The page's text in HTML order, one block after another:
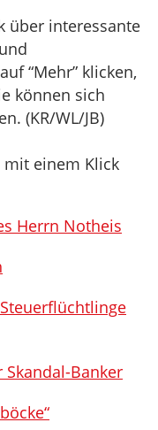
über interessante
“Mehr” klicken,
können sich
(KR/WL/JB)
mit einem Klick
Herrn Notheis
Banker